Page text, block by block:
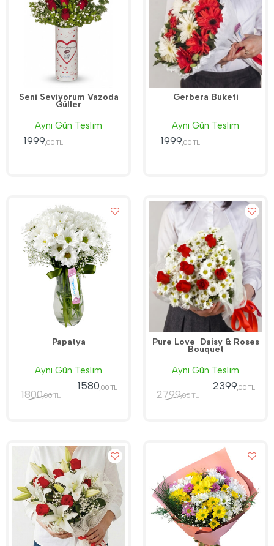
Seni Seviyorum Vazoda
Güller
Aynı Gün Teslim
1999 ,00 TL
Gerbera Buketi
Aynı Gün Teslim
1999 ,00 TL
Papatya
Aynı Gün Teslim
1800,00 TL
1580,00 TL
Pure Love  Daisy & Roses
Bouquet
Aynı Gün Teslim
2799,00 TL
2399 ,00 TL